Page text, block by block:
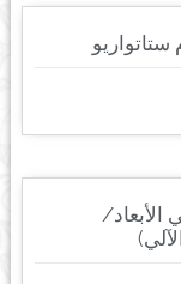
الأبعاد/